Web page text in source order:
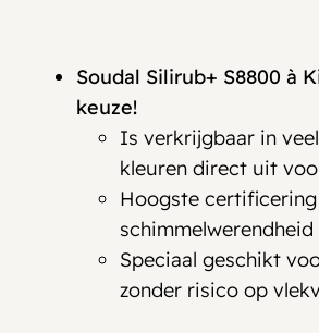
Soudal Silirub+ S8800 à
keuze!
Is verkrijgbaar in
kleuren direct uit
Hoogste
schimmelwerendheid
Speciaal geschikt
zonder risico op